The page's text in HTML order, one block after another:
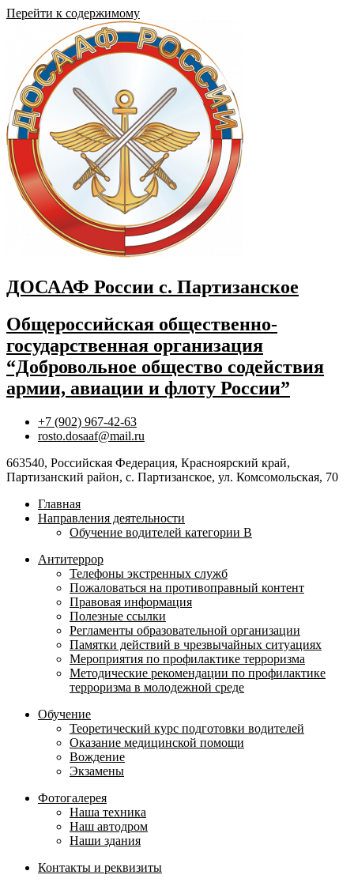
Перейти к содержимому
ДОСААФ России с. Партизанское
Общероссийская общественно-
государственная организация
“Добровольное общество содействия
армии, авиации и флоту России”
+7 (902) 967-42-63
rosto.dosaaf@mail.ru
663540, Российская Федерация, Красноярский край,
Партизанский район, с. Партизанское, ул. Комсомольская, 70
Главная
Направления деятельности
Обучение водителей категории B
Антитеррор
Телефоны экстренных служб
Пожаловаться на противоправный контент
Правовая информация
Полезные ссылки
Регламенты образовательной организации
Памятки действий в чрезвычайных ситуациях
Мероприятия по профилактике терроризма
Методические рекомендации по профилактике
терроризма в молодежной среде
Обучение
Теоретический курс подготовки водителей
Оказание медицинской помощи
Вождение
Экзамены
Фотогалерея
Наша техника
Наш автодром
Наши здания
Контакты и реквизиты